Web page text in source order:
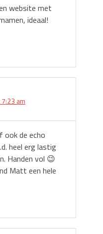
website met
ideaal!
am
ook de echo
heel erg lastig
Handen vol 😉
Matt een hele